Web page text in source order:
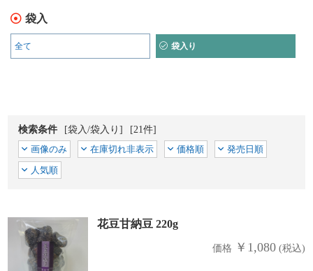
袋入
全て 袋入り
検索条件 [袋入/袋入り]
[21件]
画像のみ
在庫切れ非表示 価格順
発売日順
人気順
花豆甘納豆 220g
価格 ￥1,080(税込)